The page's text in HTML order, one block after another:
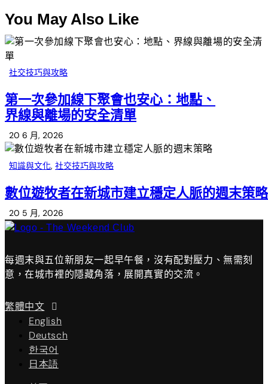
You May Also Like
社交技巧與攻略
第一次參加線下聚會也安心：地點、
界線與離場的安全清單
20 6 月, 2026
知識與文化, 社交技巧與攻略
數位遊牧者在新城市建立穩定人脈的週末策略
20 5 月, 2026
每週末與五位新朋友一起早午餐，沒有配對壓力、無需刻
意，在城市裡的隱藏角落，展開真實的交流。
繁體中文
English
Deutsch
한국어
日本語